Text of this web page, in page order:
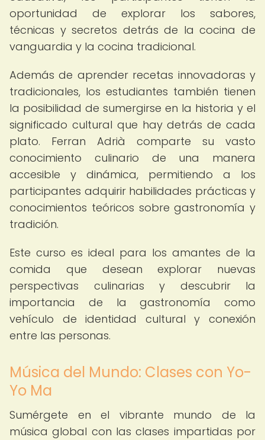
oportunidad de explorar los sabores,
técnicas y secretos detrás de la cocina de
vanguardia y la cocina tradicional.
Además de aprender recetas innovadoras y
tradicionales, los estudiantes también tienen
la posibilidad de sumergirse en la historia y el
significado cultural que hay detrás de cada
plato. Ferran Adrià comparte su vasto
conocimiento culinario de una manera
accesible y dinámica, permitiendo a los
participantes adquirir habilidades prácticas y
conocimientos teóricos sobre gastronomía y
tradición.
Este curso es ideal para los amantes de la
comida que desean explorar nuevas
perspectivas culinarias y descubrir la
importancia de la gastronomía como
vehículo de identidad cultural y conexión
entre las personas.
Música del Mundo: Clases con Yo-
Yo Ma
Sumérgete en el vibrante mundo de la
música global con las clases impartidas por